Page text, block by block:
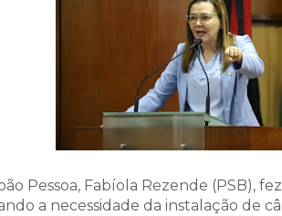
Pessoa, Fabíola Rezende (PSB),
a necessidade da instalação de